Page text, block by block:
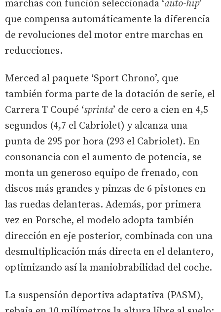
marchas con función seleccionada ‘auto-hip’
que compensa automáticamente la diferencia
de revoluciones del motor entre marchas en
reducciones.
Merced al paquete ‘Sport Chrono’, que
también forma parte de la dotación de serie, el
Carrera T Coupé ‘sprinta’ de cero a cien en 4,5
segundos (4,7 el Cabriolet) y alcanza una
punta de 295 por hora (293 el Cabriolet). En
consonancia con el aumento de potencia, se
monta un generoso equipo de frenado, con
discos más grandes y pinzas de 6 pistones en
las ruedas delanteras. Además, por primera
vez en Porsche, el modelo adopta también
dirección en eje posterior, combinada con una
desmultiplicación más directa en el delantero,
optimizando así la maniobrabilidad del coche.
La suspensión deportiva adaptativa (PASM),